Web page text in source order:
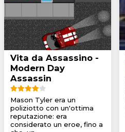
Vita da Assassino -
Modern Day
Assassin
Mason Tyler era un
poliziotto con un'ottima
reputazione: era
considerato un eroe, fino a